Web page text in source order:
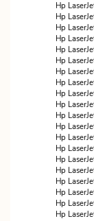
Hp
Hp
Hp
Hp
Hp
Hp
Hp
Hp
Hp
Hp
Hp
Hp
Hp
Hp
Hp
Hp
Hp
Hp
Hp
Hp